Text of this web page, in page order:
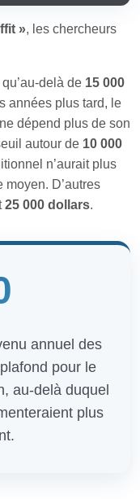
», les chercheurs
de 15 000
années plus tard, le
dépend plus de son
autour de 10 000
n’aurait plus
moyen. D’autres
25 000 dollars.
annuel des
pour le
au-delà duquel
plus